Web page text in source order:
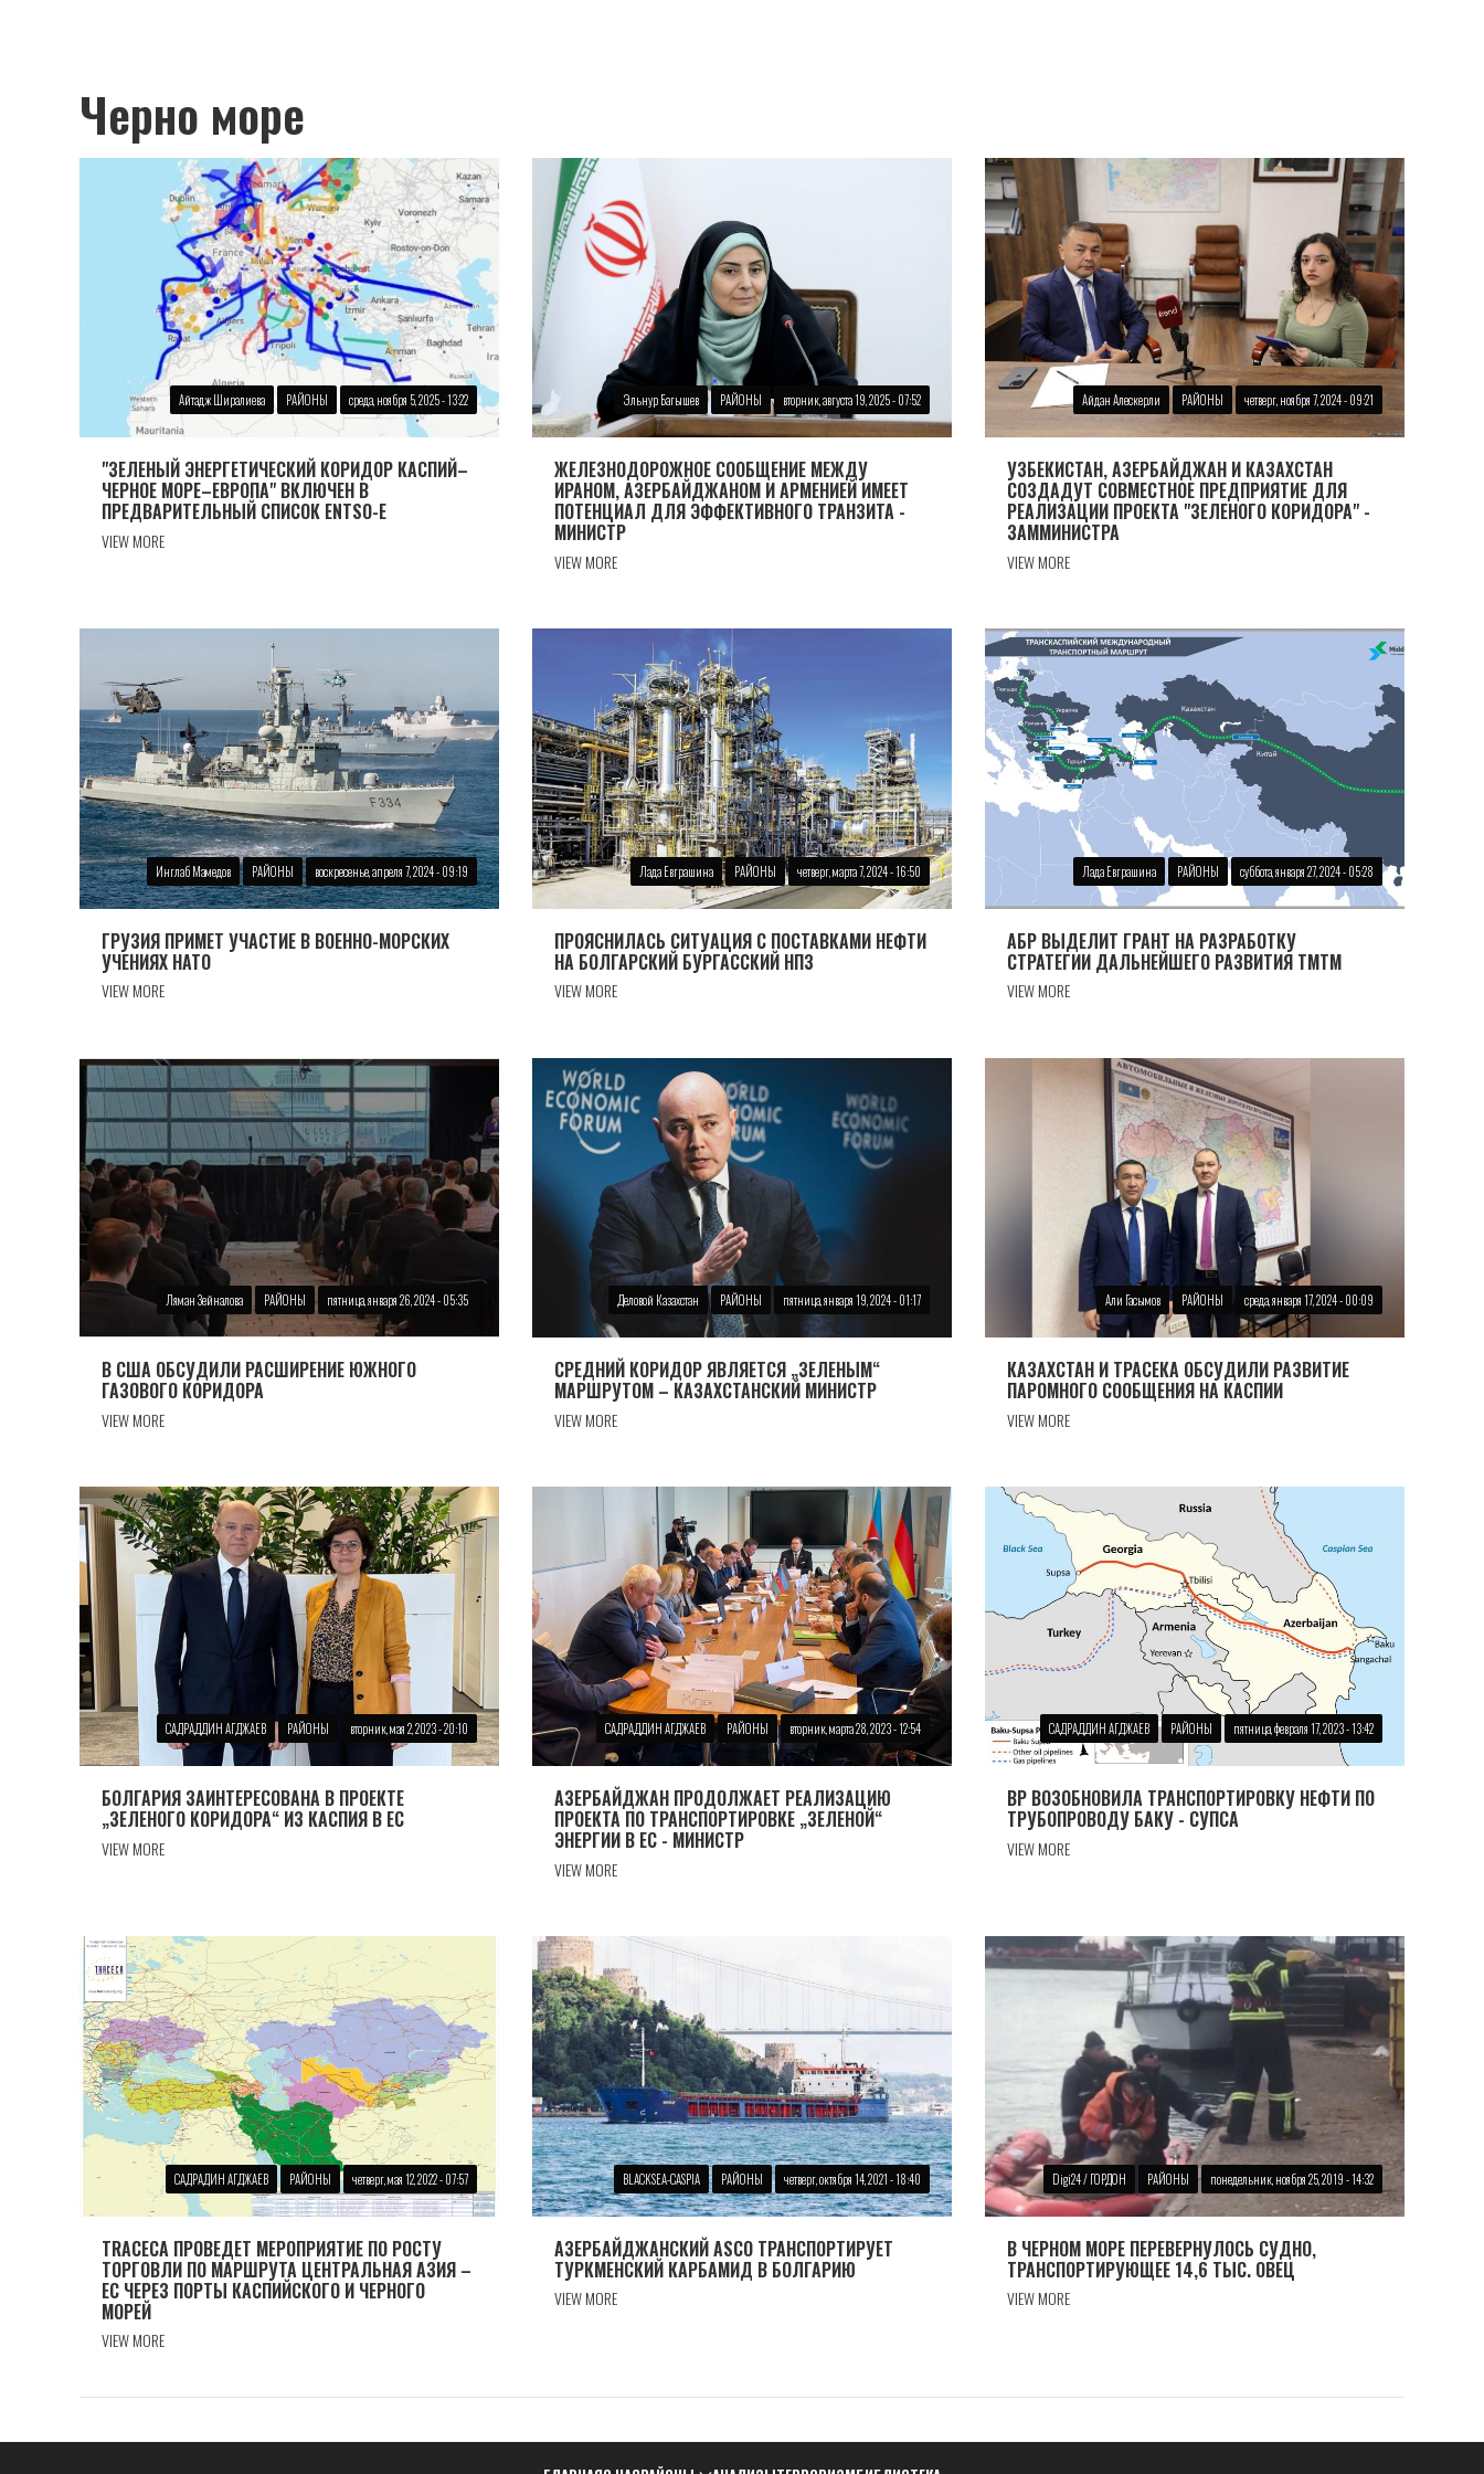
Черно море
Айтадж Ширалиева РАЙОНЫ среда, ноября 5, 2025 - 13:22
"ЗЕЛЕНЫЙ ЭНЕРГЕТИЧЕСКИЙ КОРИДОР КАСПИЙ–
ЧЕРНОЕ МОРЕ–ЕВРОПА" ВКЛЮЧЕН В
ПРЕДВАРИТЕЛЬНЫЙ СПИСОК ENTSO-E
VIEW MORE
Эльнур Багышев РАЙОНЫ вторник, августа 19, 2025 - 07:52
ЖЕЛЕЗНОДОРОЖНОЕ СООБЩЕНИЕ МЕЖДУ
ИРАНОМ, АЗЕРБАЙДЖАНОМ И АРМЕНИЕЙ ИМЕЕТ
ПОТЕНЦИАЛ ДЛЯ ЭФФЕКТИВНОГО ТРАНЗИТА -
МИНИСТР
VIEW MORE
Айдан Алескерли РАЙОНЫ четверг, ноября 7, 2024 - 09:21
УЗБЕКИСТАН, АЗЕРБАЙДЖАН И КАЗАХСТАН
СОЗДАДУТ СОВМЕСТНОЕ ПРЕДПРИЯТИЕ ДЛЯ
РЕАЛИЗАЦИИ ПРОЕКТА "ЗЕЛЕНОГО КОРИДОРА" -
ЗАММИНИСТРА
VIEW MORE
Инглаб Мамедов РАЙОНЫ воскресенье, апреля 7, 2024 - 09:19
ГРУЗИЯ ПРИМЕТ УЧАСТИЕ В ВОЕННО-МОРСКИХ
УЧЕНИЯХ НАТО
VIEW MORE
Лада Евграшина РАЙОНЫ четверг, марта 7, 2024 - 16:50
ПРОЯСНИЛАСЬ СИТУАЦИЯ С ПОСТАВКАМИ НЕФТИ
НА БОЛГАРСКИЙ БУРГАССКИЙ НПЗ
VIEW MORE
Лада Евграшина РАЙОНЫ суббота, января 27, 2024 - 05:28
АБР ВЫДЕЛИТ ГРАНТ НА РАЗРАБОТКУ
СТРАТЕГИИ ДАЛЬНЕЙШЕГО РАЗВИТИЯ ТМТМ
VIEW MORE
Ляман Зейналова РАЙОНЫ пятница, января 26, 2024 - 05:35
В США ОБСУДИЛИ РАСШИРЕНИЕ ЮЖНОГО
ГАЗОВОГО КОРИДОРА
VIEW MORE
Деловой Казахстан РАЙОНЫ пятница, января 19, 2024 - 01:17
СРЕДНИЙ КОРИДОР ЯВЛЯЕТСЯ „ЗЕЛЕНЫМ“
МАРШРУТОМ – КАЗАХСТАНСКИЙ МИНИСТР
VIEW MORE
Али Гасымов РАЙОНЫ среда, января 17, 2024 - 00:09
КАЗАХСТАН И ТРАСЕКА ОБСУДИЛИ РАЗВИТИЕ
ПАРОМНОГО СООБЩЕНИЯ НА КАСПИИ
VIEW MORE
САДРАДДИН АГДЖАЕВ РАЙОНЫ вторник, мая 2, 2023 - 20:10
БОЛГАРИЯ ЗАИНТЕРЕСОВАНА В ПРОЕКТЕ
„ЗЕЛЕНОГО КОРИДОРА“ ИЗ КАСПИЯ В ЕС
VIEW MORE
САДРАДДИН АГДЖАЕВ РАЙОНЫ вторник, марта 28, 2023 - 12:54
АЗЕРБАЙДЖАН ПРОДОЛЖАЕТ РЕАЛИЗАЦИЮ
ПРОЕКТА ПО ТРАНСПОРТИРОВКЕ „ЗЕЛЕНОЙ“
ЭНЕРГИИ В ЕС - МИНИСТР
VIEW MORE
САДРАДДИН АГДЖАЕВ РАЙОНЫ пятница, февраля 17, 2023 - 13:42
BP ВОЗОБНОВИЛА ТРАНСПОРТИРОВКУ НЕФТИ ПО
ТРУБОПРОВОДУ БАКУ - СУПСА
VIEW MORE
САДРАДИН АГДЖАЕВ РАЙОНЫ четверг, мая 12, 2022 - 07:57
TRACECA ПРОВЕДЕТ МЕРОПРИЯТИЕ ПО РОСТУ
ТОРГОВЛИ ПО МАРШРУТА ЦЕНТРАЛЬНАЯ АЗИЯ –
ЕС ЧЕРЕЗ ПОРТЫ КАСПИЙСКОГО И ЧЕРНОГО
МОРЕЙ
VIEW MORE
BLACKSEA-CASPIA РАЙОНЫ четверг, октября 14, 2021 - 18:40
АЗЕРБАЙДЖАНСКИЙ ASCO ТРАНСПОРТИРУЕТ
ТУРКМЕНСКИЙ КАРБАМИД В БОЛГАРИЮ
VIEW MORE
Digi24 / ГОРДОН РАЙОНЫ понедельник, ноября 25, 2019 - 14:32
В ЧЕРНОМ МОРЕ ПЕРЕВЕРНУЛОСЬ СУДНО,
ТРАНСПОРТИРУЮЩЕЕ 14,6 ТЫС. ОВЕЦ
VIEW MORE